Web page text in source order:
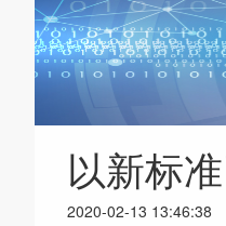
以新标
2020-02-13 13:46:38